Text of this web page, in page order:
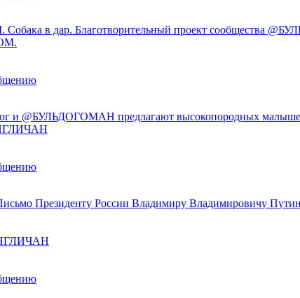
в дар. Благотворительный проект сообщества
и @БУЛЬДОГОМАН предлагают высокопородных
Президенту России Владимиру Владимировичу